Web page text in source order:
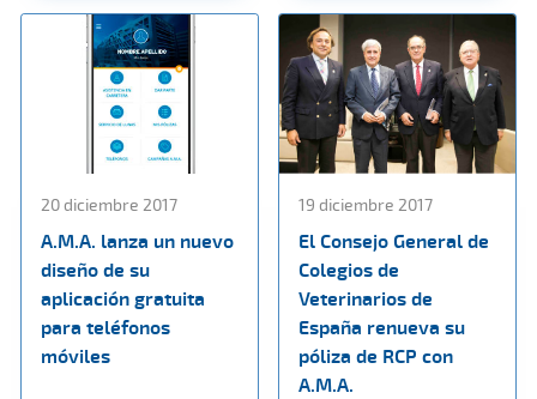
20 diciembre 2017
A.M.A. lanza un nuevo
diseño de su
aplicación gratuita
para teléfonos
móviles
19 diciembre 2017
El Consejo General de
Colegios de
Veterinarios de
España renueva su
póliza de RCP con
A.M.A.